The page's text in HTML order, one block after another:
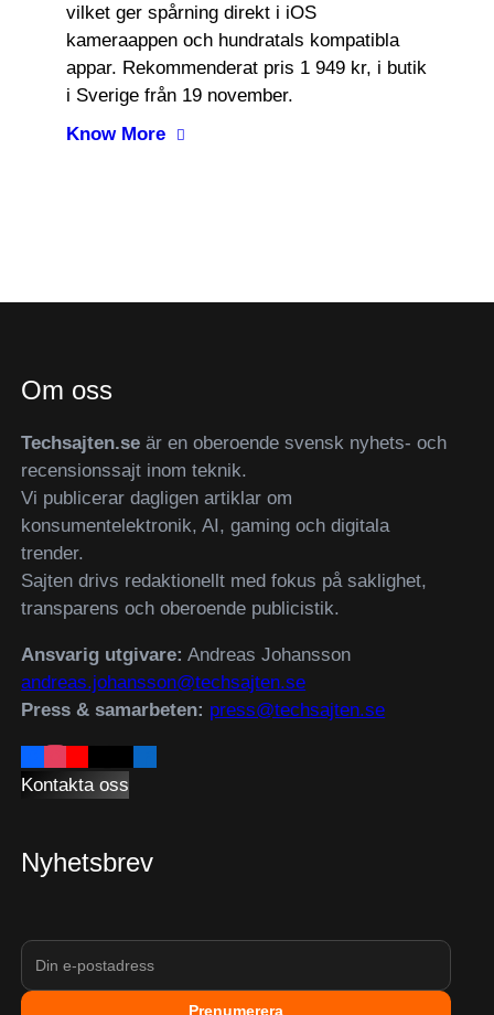
vilket ger spårning direkt i iOS
kameraappen och hundratals kompatibla
appar. Rekommenderat pris 1 949 kr, i butik
i Sverige från 19 november.
Know More
Om oss
Techsajten.se är en oberoende svensk nyhets- och
recensionssajt inom teknik.
Vi publicerar dagligen artiklar om
konsumentelektronik, AI, gaming och digitala
trender.
Sajten drivs redaktionellt med fokus på saklighet,
transparens och oberoende publicistik.
Ansvarig utgivare: Andreas Johansson
andreas.johansson@techsajten.se
Press & samarbeten: press@techsajten.se
Kontakta oss
Nyhetsbrev
Prenumerera